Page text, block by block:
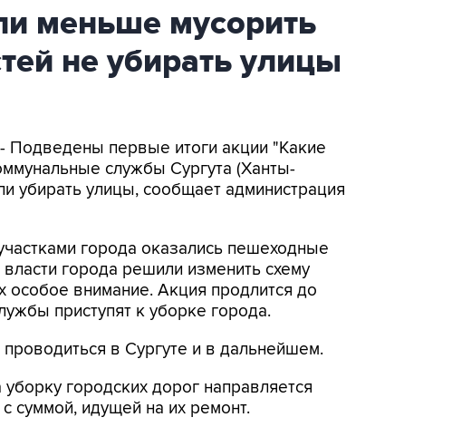
меньше мусорить
не убирать улицы
Подведены первые итоги акции "Какие
службы Сургута (Ханты-
убирать улицы, сообщает администрация
города оказались пешеходные
города решили изменить схему
особое внимание. Акция продлится до
приступят к уборке города.
в Сургуте и в дальнейшем.
городских дорог направляется
суммой, идущей на их ремонт.